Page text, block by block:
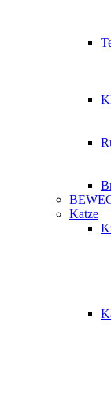
Katze